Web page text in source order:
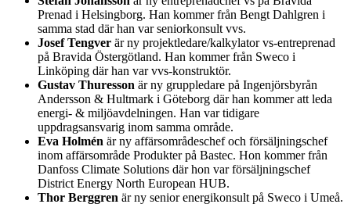
Prenad i Helsingborg. Han kommer från Bengt Dahlgren i
samma stad där han var seniorkonsult vvs.
Josef Tengver är ny projektledare/kalkylator vs-entreprenad
på Bravida Östergötland. Han kommer från Sweco i
Linköping där han var vvs-konstruktör.
Gustav Thuresson är ny gruppledare på Ingenjörsbyrån
Andersson & Hultmark i Göteborg där han kommer att leda
energi- & miljöavdelningen. Han var tidigare
uppdragsansvarig inom samma område.
Eva Holmén är ny affärsområdeschef och försäljningschef
inom affärsområde Produkter på Bastec. Hon kommer från
Danfoss Climate Solutions där hon var försäljningschef
District Energy North European HUB.
Thor Berggren är ny senior energikonsult på Sweco i Umeå.